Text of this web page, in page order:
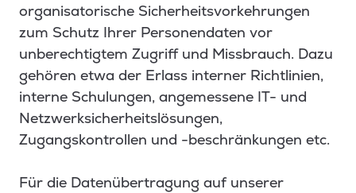
organisatorische Sicherheitsvorkehrungen
zum Schutz Ihrer Personendaten vor
unberechtigtem Zugriff und Missbrauch. Dazu
gehören etwa der Erlass interner Richtlinien,
interne Schulungen, angemessene IT- und
Netzwerksicherheitslösungen,
Zugangskontrollen und -beschränkungen etc.
Für die Datenübertragung auf unserer